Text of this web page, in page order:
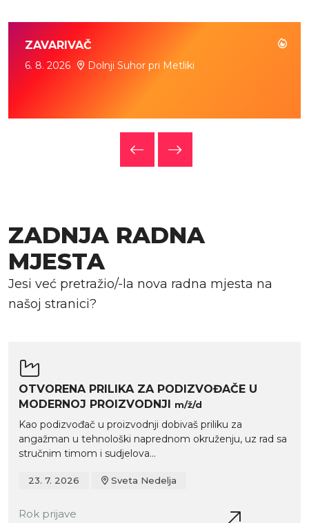
ZAVARIVAČ
6. 8. 2026 Dolnji Suhor pri Metliki
ZADNJA RADNA
MJESTA
Jesi već pretražio/-la nova radna mjesta na
našoj stranici?
OTVORENA PRILIKA ZA PODIZVOĐAČE U
MODERNOJ PROIZVODNJI
m/ž/d
Kao podizvođač u proizvodnji dobivaš priliku za
angažman u tehnološki naprednom okruženju, uz rad sa
stručnim timom i sudjelova...
23. 7. 2026 Sveta Nedelja
Rok prijave